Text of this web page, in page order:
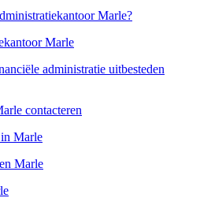
Marle?
Marle
administratie uitbesteden
contacteren
Marle
Marle